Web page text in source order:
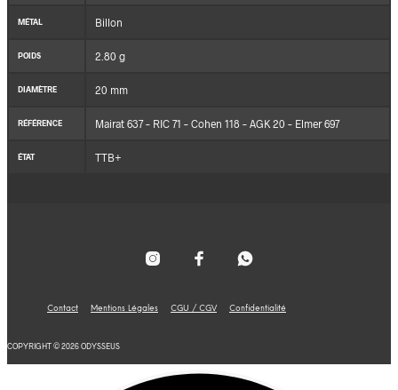
MÉTAL Billon
POIDS 2.80 g
DIAMÈTRE 20 mm
RÉFÉRENCE Mairat 637 – RIC 71 – Cohen 118 – AGK 20 – Elmer 697
ÉTAT TTB+
Contact Mentions Légales CGU / CGV Confidentialité
COPYRIGHT © 2026 ODYSSEUS